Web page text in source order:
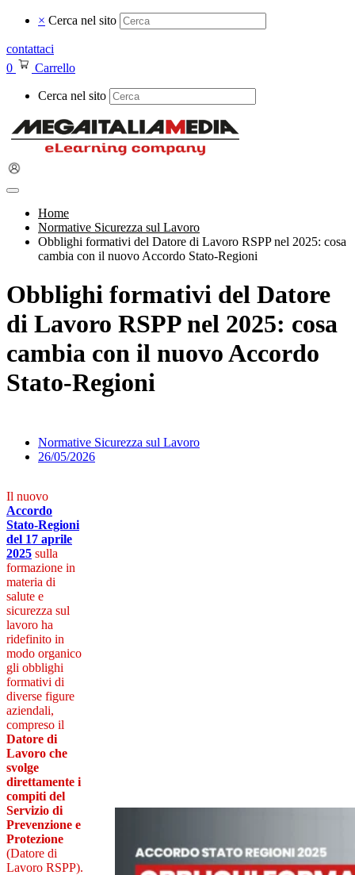
× Cerca nel sito
contattaci
0
Carrello
Cerca nel sito
Home
Normative Sicurezza sul Lavoro
Obblighi formativi del Datore di Lavoro RSPP nel 2025: cosa
cambia con il nuovo Accordo Stato-Regioni
Obblighi formativi del Datore
di Lavoro RSPP nel 2025: cosa
cambia con il nuovo Accordo
Stato-Regioni
Normative Sicurezza sul Lavoro
26/05/2026
Il nuovo
Accordo
Stato-Regioni
del 17 aprile
2025 sulla
formazione in
materia di
salute e
sicurezza sul
lavoro ha
ridefinito in
modo organico
gli obblighi
formativi di
diverse figure
aziendali,
compreso il
Datore di
Lavoro che
svolge
direttamente i
compiti del
Servizio di
Prevenzione e
Protezione
(Datore di
Lavoro RSPP).